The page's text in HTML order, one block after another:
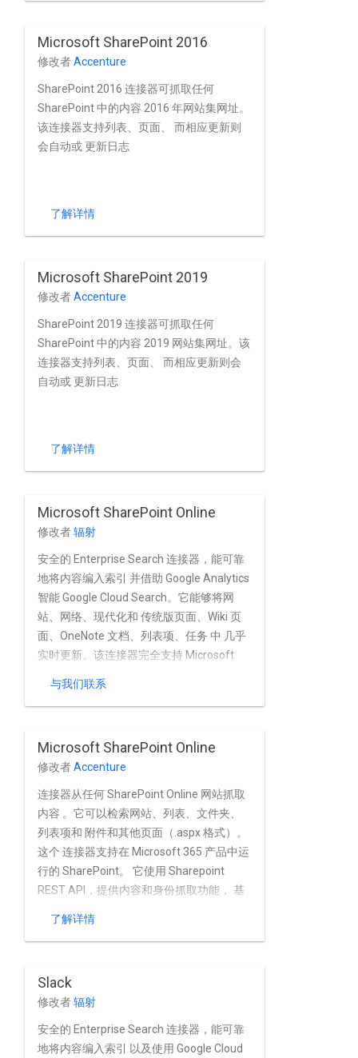
模式。
Microsoft SharePoint 2016
修改者Accenture
SharePoint 2016 连接器可抓取任何
SharePoint 中的内容 2016 年网站集网址。
该连接器支持列表、页面、 而相应更新则
会自动或 更新日志
了解详情
Microsoft SharePoint 2019
修改者Accenture
SharePoint 2019 连接器可抓取任何
SharePoint 中的内容 2019 网站集网址。该
连接器支持列表、页面、 而相应更新则会
自动或 更新日志
了解详情
Microsoft SharePoint Online
修改者辐射
安全的 Enterprise Search 连接器，能可靠
地将内容编入索引 并借助 Google Analytics
智能 Google Cloud Search。它能够将网
站、网络、现代化和 传统版页面、Wiki 页
面、OneNote 文档、列表项、任务 中 几乎
实时更新。该连接器完全支持 Microsoft
功能，以及 Azure Active 目录以及
365 租户。
与我们联系
Microsoft SharePoint Online
修改者Accenture
连接器从任何 SharePoint Online 网站抓取
内容 。它可以检索网站、列表、文件夹、
列表项和 附件和其他页面（.aspx 格式）。
这个 连接器支持在 Microsoft 365 产品中运
行的 SharePoint。 它使用 Sharepoint
REST API，提供内容和身份抓取功能， 基
次结构支持。
了解详情
Slack
修改者辐射
安全的 Enterprise Search 连接器，能可靠
地将内容编入索引 以及使用 Google Cloud